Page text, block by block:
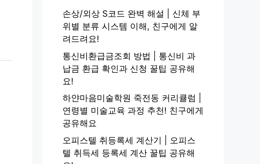
손상/외상 S코드 완벽 해설 | 신체 부
위별 분류 시스템 이해, 친구에게 알
려드려요!
통신비환급금조회 방법 | 통신비 과
납금 환급 확인과 신청 꿀팁 공유해
요!
하얀마음미술학원 죽전동 커리큘럼 |
연령별 미술교육 과정 추천! 친구에게
공유해요
오피스텔 취등록세 계산기 | 오피스
텔 취득세 등록세 계산 꿀팁 공유해